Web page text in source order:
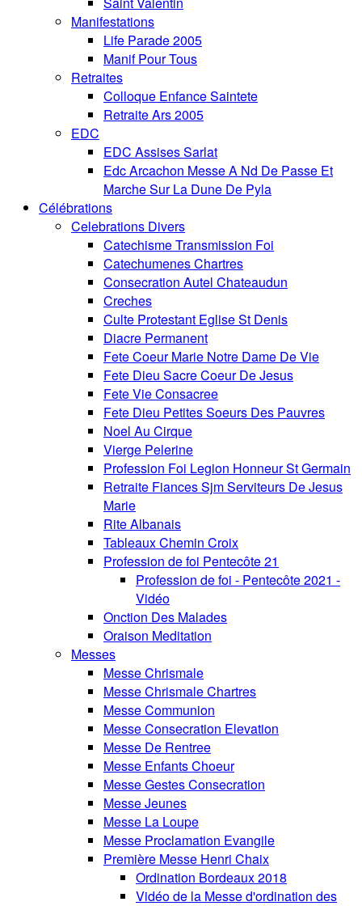
Manifestations
Life Parade 2005
Manif Pour Tous
Retraites
Colloque Enfance Saintete
Retraite Ars 2005
EDC
EDC Assises Sarlat
Edc Arcachon Messe A Nd De Passe Et
Marche Sur La Dune De Pyla
Célébrations
Celebrations Divers
Catechisme Transmission Foi
Catechumenes Chartres
Consecration Autel Chateaudun
Creches
Culte Protestant Eglise St Denis
Diacre Permanent
Fete Coeur Marie Notre Dame De Vie
Fete Dieu Sacre Coeur De Jesus
Fete Vie Consacree
Fete Dieu Petites Soeurs Des Pauvres
Noel Au Cirque
Vierge Pelerine
Profession Foi Legion Honneur St Germain
Retraite Fiances Sjm Serviteurs De Jesus
Marie
Rite Albanais
Tableaux Chemin Croix
Profession de foi Pentecôte 21
Profession de foi - Pentecôte 2021 -
Vidéo
Onction Des Malades
Oraison Meditation
Messes
Messe Chrismale
Messe Chrismale Chartres
Messe Communion
Messe Consecration Elevation
Messe De Rentree
Messe Enfants Choeur
Messe Gestes Consecration
Messe Jeunes
Messe La Loupe
Messe Proclamation Evangile
Première Messe Henri Chaix
Ordination Bordeaux 2018
Vidéo de la Messe d'ordination des